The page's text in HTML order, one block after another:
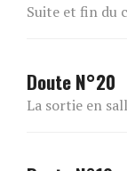
Suite et fin du
Doute N°20
La sortie en